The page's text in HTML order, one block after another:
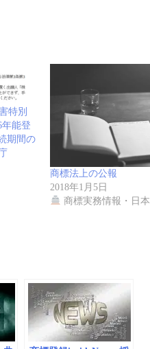
特別
能登
期間の
商標法上の公報
2018年1月5日
商標実務情報・日本